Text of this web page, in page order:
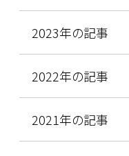
2023年の記事
2022年の記事
2021年の記事